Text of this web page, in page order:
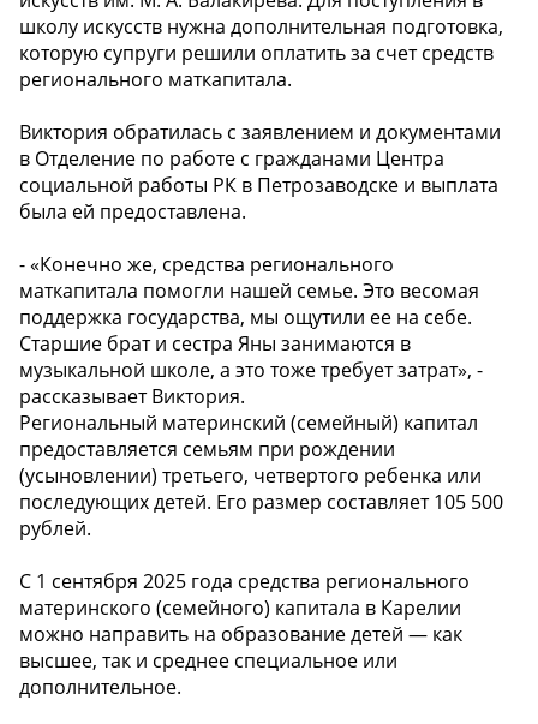
школу искусств нужна дополнительная подготовка,
которую супруги решили оплатить за счет средств
регионального маткапитала.
Виктория обратилась с заявлением и документами
в Отделение по работе с гражданами Центра
социальной работы РК в Петрозаводске и выплата
была ей предоставлена.
- «Конечно же, средства регионального
маткапитала помогли нашей семье. Это весомая
поддержка государства, мы ощутили ее на себе.
Старшие брат и сестра Яны занимаются в
музыкальной школе, а это тоже требует затрат», -
рассказывает Виктория.
Региональный материнский (семейный) капитал
предоставляется семьям при рождении
(усыновлении) третьего, четвертого ребенка или
последующих детей. Его размер составляет 105 500
рублей.
С 1 сентября 2025 года средства регионального
материнского (семейного) капитала в Карелии
можно направить на образование детей — как
высшее, так и среднее специальное или
дополнительное.